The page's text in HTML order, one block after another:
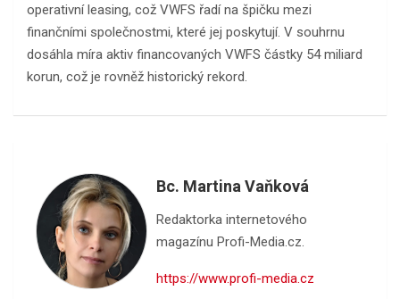
operativní leasing, což VWFS řadí na špičku mezi
finančními společnostmi, které jej poskytují. V souhrnu
dosáhla míra aktiv financovaných VWFS částky 54 miliard
korun, což je rovněž historický rekord.
Bc. Martina Vaňková
Redaktorka internetového
magazínu Profi-Media.cz.
https://www.profi-media.cz